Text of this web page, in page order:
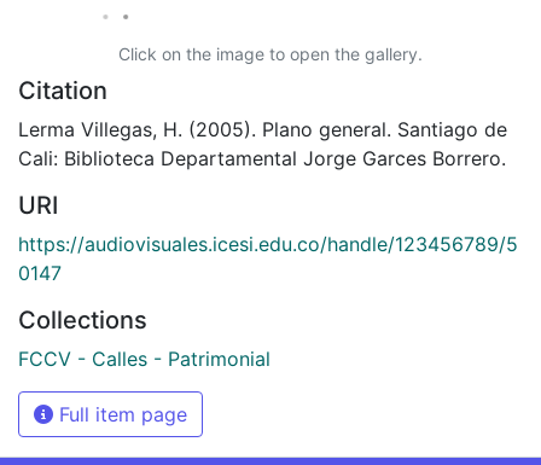
Click on the image to open the gallery.
Citation
Lerma Villegas, H. (2005). Plano general. Santiago de
Cali: Biblioteca Departamental Jorge Garces Borrero.
URI
https://audiovisuales.icesi.edu.co/handle/123456789/5
0147
Collections
FCCV - Calles - Patrimonial
Full item page